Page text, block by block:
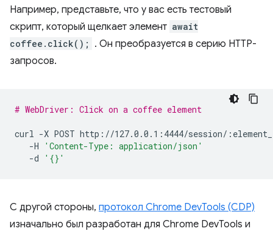
Например, представьте, что у вас есть тестовый
скрипт, который щелкает элемент await
coffee.click();
. Он преобразуется в серию HTTP-
запросов.
# WebDriver: Click on a coffee element
curl -X POST
-H
'Content-Type: application/json'
-d
'{}'
С другой стороны, протокол Chrome DevTools (CDP)
изначально был разработан для Chrome DevTools и